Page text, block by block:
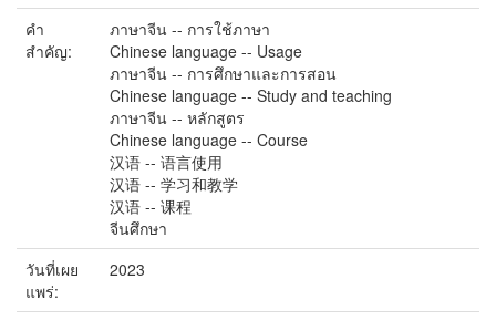
คำ
สำคัญ:
ภาษาจีน -- การใช้ภาษา
Chinese language -- Usage
ภาษาจีน -- การศึกษาและการสอน
Chinese language -- Study and teaching
ภาษาจีน -- หลักสูตร
Chinese language -- Course
汉语 -- 语言使用
汉语 -- 学习和教学
汉语 -- 课程
จีนศึกษา
วันที่เผย
แพร่:
2023